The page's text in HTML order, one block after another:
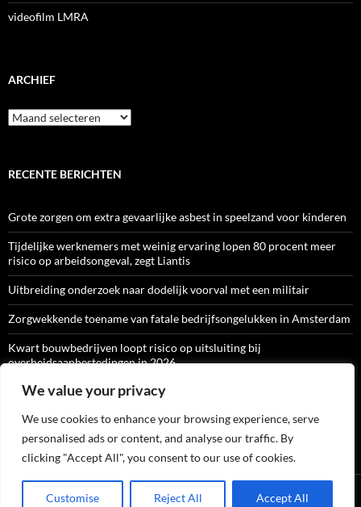
We value your privacy
We use cookies to enhance your browsing experience, serve
personalised ads or content, and analyse our traffic. By
clicking "Accept All", you consent to our use of cookies.
Customise Reject All Accept All
videofilm LMRA
ARCHIEF
Archief
RECENTE BERICHTEN
Grote zorgen om extra gevaarlijke asbest in speelzand voor kinderen
Tijdelijke werknemers met weinig ervaring lopen 80 procent meer
risico op arbeidsongeval, zegt Liantis
Uitbreiding onderzoek naar dodelijk voorval met een militair
Zorgwekkende toename van fatale bedrijfsongelukken in Amsterdam
Kwart bouwbedrijven loopt risico op uitsluiting bij
overheidsaanbestedingen in 2026
ARBO-CATALOGI
Ondersteund door WordPress